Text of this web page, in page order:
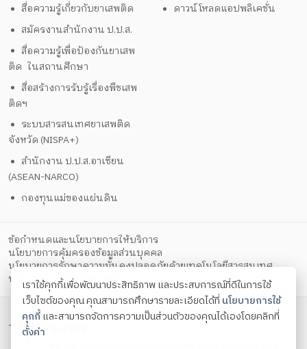
สื่อความรู้เกี่ยวกับยาเสพติด
สมัครงานสำนักงาน ป.ป.ส.
สื่อความรู้เพื่อป้องกันยาเสพ
ติด ในสถานศึกษา
สื่อสร้างการรับรู้เรื่องพืชเสพ
ติดฯ
ระบบสารสนเทศยาเสพติด
จังหวัด (NISPA+)
สำนักงาน ป.ป.ส.อาเซียน
(ASEAN-NARCO)
กองทุนแม่ของแผ่นดิน
ดาวน์โหลดแอปพลิเคชั่น
ข้อกำหนดและนโยบายการให้บริการ
นโยบายการคุ้มครองข้อมูลส่วนบุคคล
นโยบายการรักษาความมั่นคงปลอดภัยด้วยเทคโนโลยีสารสนเทศ
นโยบายคุกกี้
ตั้งค่าคุกกี้
วิทยาลัยป้องกันและปราบปรามยาเสพติดระหว่าง
เราใช้คุกกี้เพื่อพัฒนาประสิทธิภาพ และประสบการณ์ที่ดีในการใช้
เว็บไซต์ของคุณ คุณสามารถศึกษารายละเอียดได้ที่ นโยบายการใช้
คุกกี้และสามารถจัดการความเป็นส่วนตัวของคุณได้เองโดยคลิกที่
ตั้งค่า